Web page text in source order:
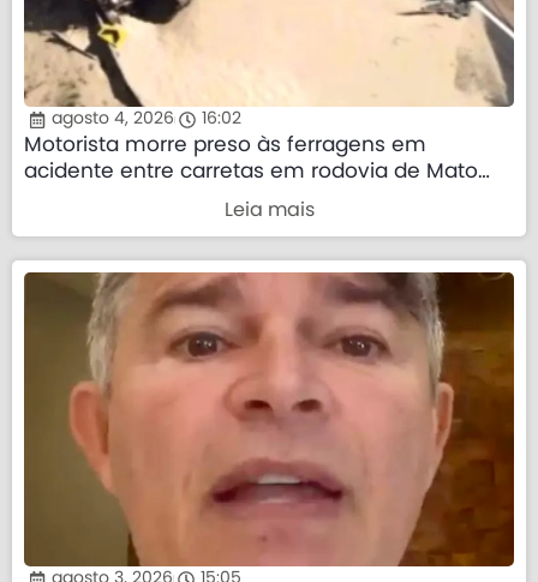
agosto 4, 2026 16:02
Motorista morre preso às ferragens em
acidente entre carretas em rodovia de Mato
Leia mais